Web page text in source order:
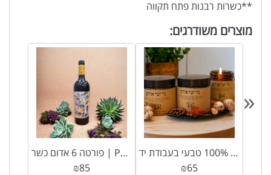
**כשרות רבנות פתח תקווה
מוצרים משודרגים:
פורטה 6 אדום כשר | Porta 6 Tinto *כשר*
₪85
נר סויה 100% טבעי בעבודת יד
₪65
«